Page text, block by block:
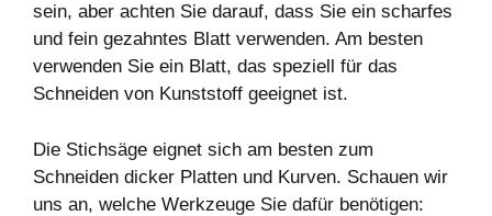
sein, aber achten Sie darauf, dass Sie ein scharfes
und fein gezahntes Blatt verwenden. Am besten
verwenden Sie ein Blatt, das speziell für das
Schneiden von Kunststoff geeignet ist.
Die Stichsäge eignet sich am besten zum
Schneiden dicker Platten und Kurven. Schauen wir
uns an, welche Werkzeuge Sie dafür benötigen: